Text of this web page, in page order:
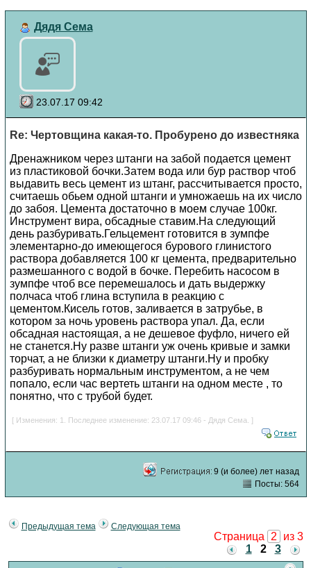
Дядя Сема
23.07.17 09:42
Re: Чертовщина какая-то. Пробурено до известняка
Дренажником через штанги на забой подается цемент
из пластиковой бочки.Затем вода или бур раствор чтоб
выдавить весь цемент из штанг, рассчитывается просто,
считаешь обьем одной штанги и умножаешь на их число
до забоя. Цемента достаточно в моем случае 100кг.
Инструмент вира, обсадные ставим.На следующий
день разбуривать.Гельцемент готовится в зумпфе
элементарно-до имеющегося бурового глинистого
раствора добавляется 100 кг цемента, предварительно
размешанного с водой в бочке. Перебить насосом в
зумпфе чтоб все перемешалось и дать выдержку
полчаса чтоб глина вступила в реакцию с
цементом.Кисель готов, заливается в затрубье, в
котором за ночь уровень раствора упал. Да, если
обсадная настоящая, а не дешевое фуфло, ничего ей
не станется.Ну разве штанги уж очень кривые и замки
торчат, а не близки к диаметру штанги.Ну и пробку
разбуривать нормальным инструментом, а не чем
попало, если час вертеть штанги на одном месте , то
понятно, что с трубой будет.
[ Изменения: 1. Последнее изменение: 23.07.17 09:46 - Дядя Сема. ]
9 (и более) лет назад
Посты: 564
Предыдущая тема Следующая тема
Страница 2
из 3
1
2 3